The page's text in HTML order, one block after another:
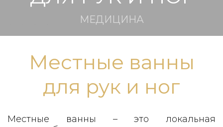
МЕДИЦИНА
Местные ванны
для рук и ног
Местные ванны – это локальная